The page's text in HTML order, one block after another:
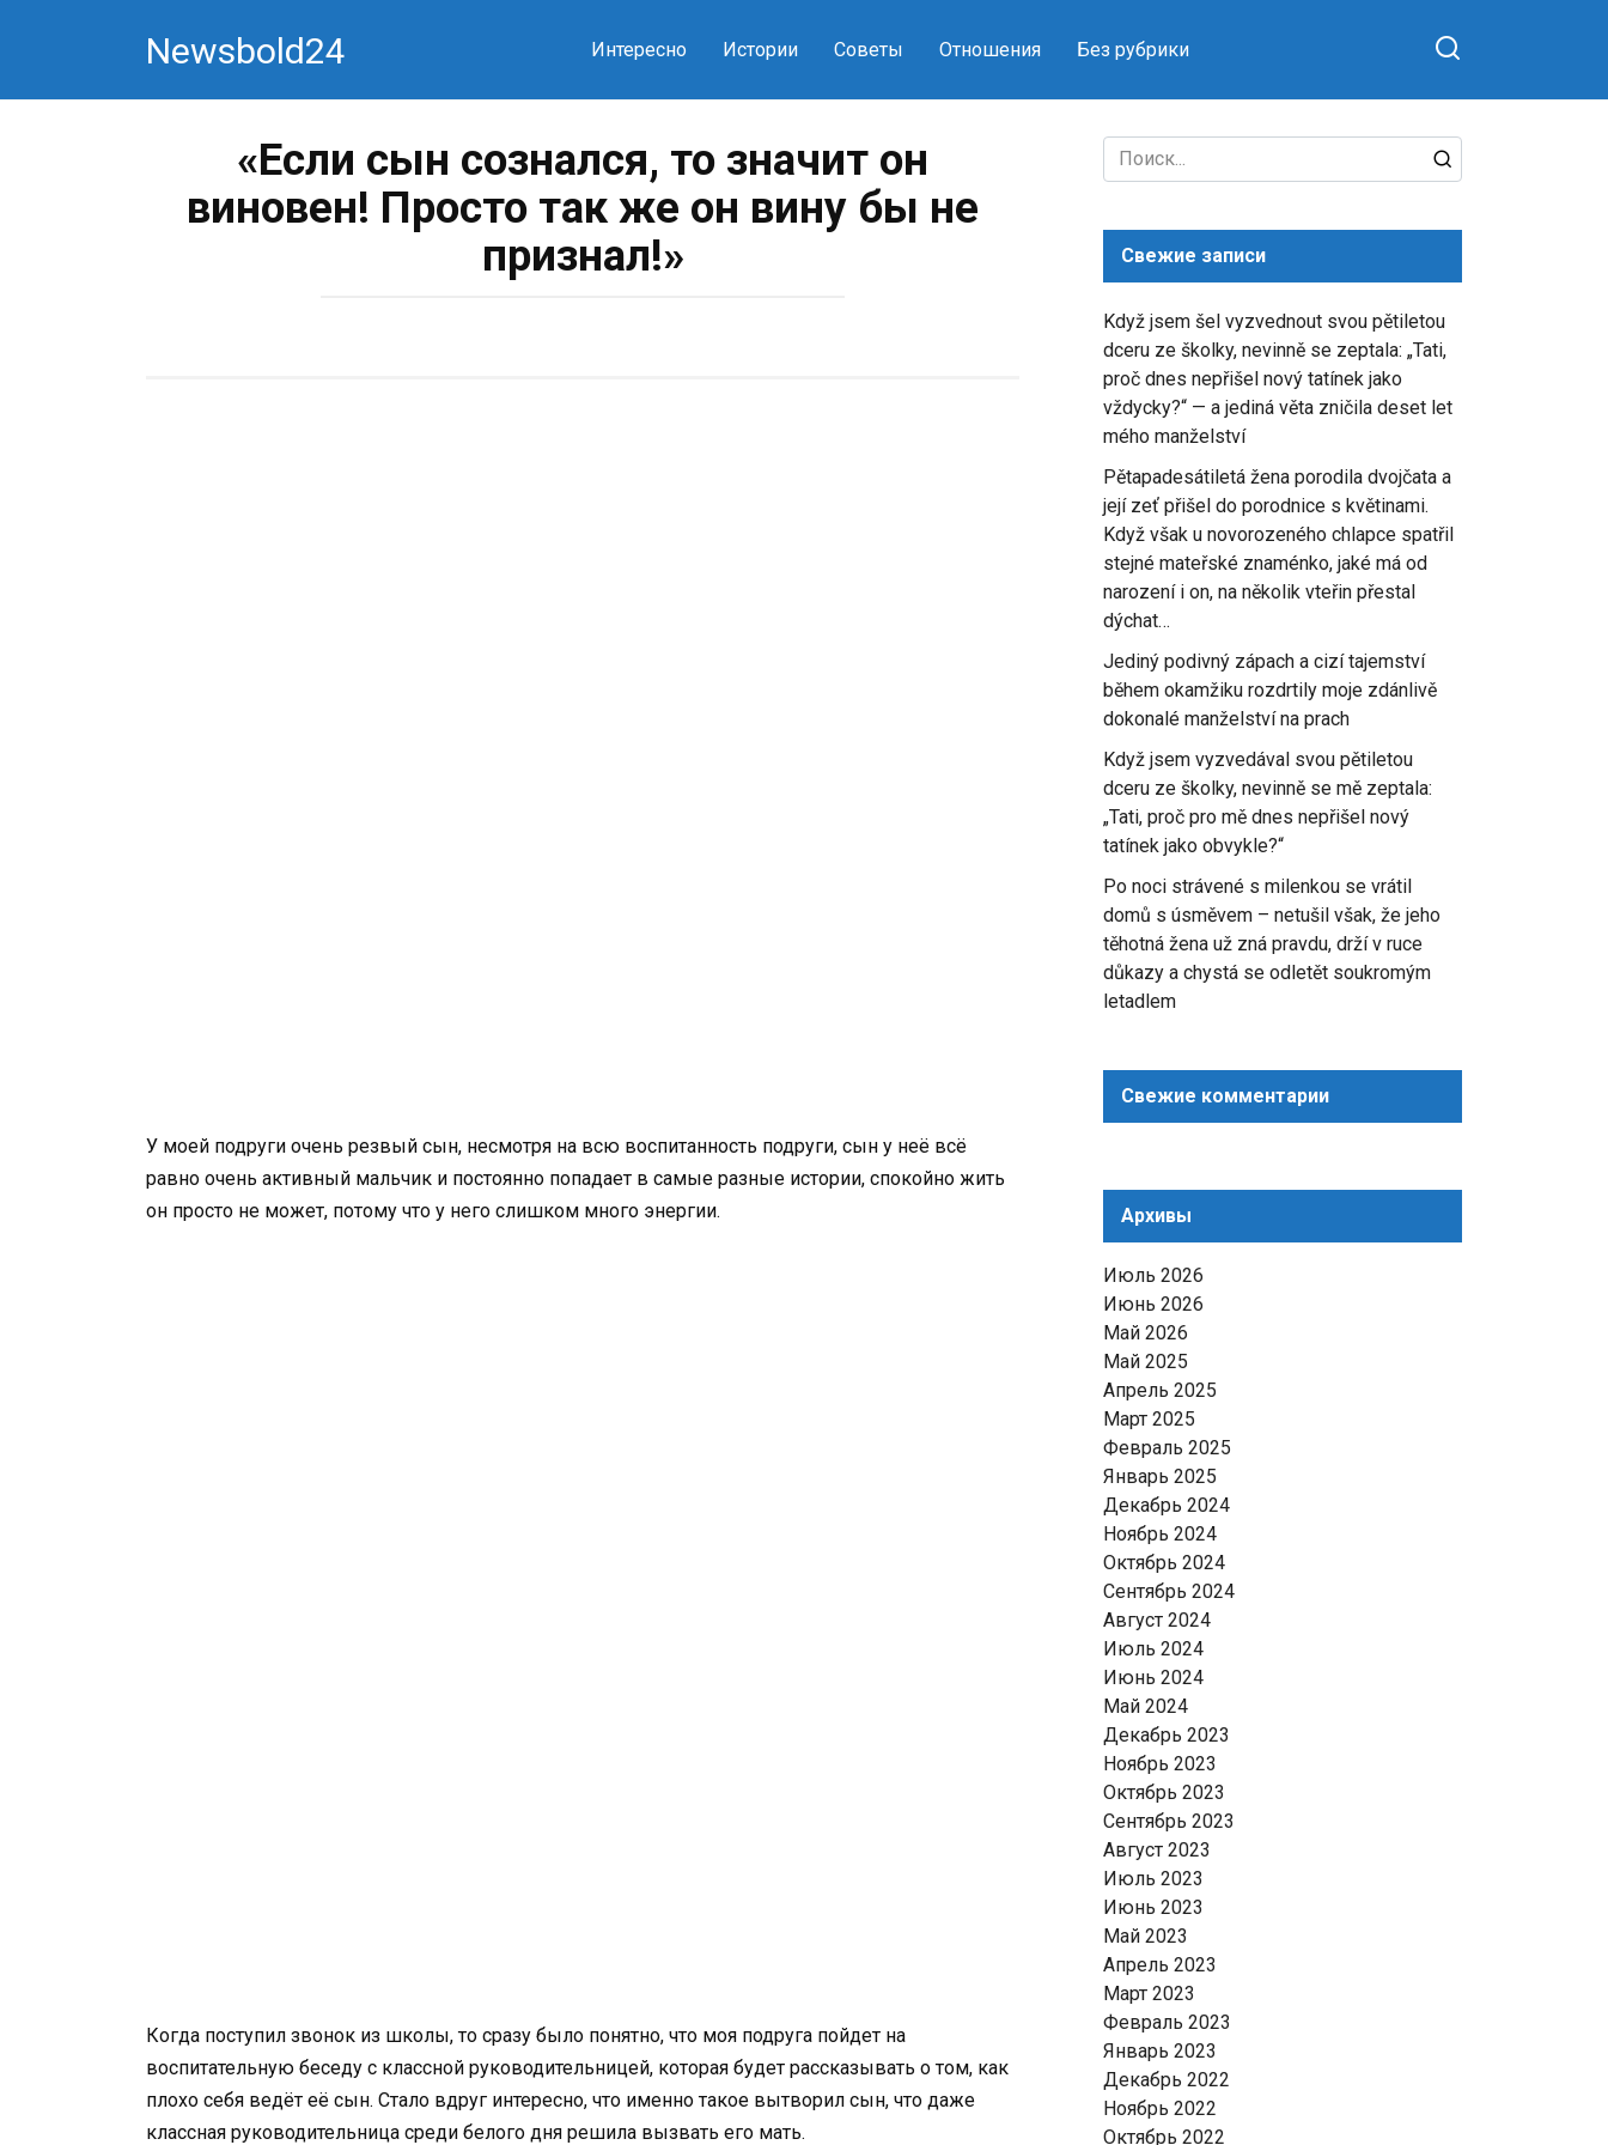
Newsbold24 Интересно Истории Советы Отношения Без рубрики
«Если сын сознался, то значит он
виновен! Просто так же он вину бы не
признал!»
У моей подруги очень резвый сын, несмотря на всю воспитанность подруги, сын у неё всё
равно очень активный мальчик и постоянно попадает в самые разные истории, спокойно жить
он просто не может, потому что у него слишком много энергии.
Когда поступил звонок из школы, то сразу было понятно, что моя подруга пойдет на
воспитательную беседу с классной руководительницей, которая будет рассказывать о том, как
плохо себя ведёт её сын. Стало вдруг интересно, что именно такое вытворил сын, что даже
классная руководительница среди белого дня решила вызвать его мать.
Search
for:
Свежие записи
Když jsem šel vyzvednout svou pětiletou
dceru ze školky, nevinně se zeptala: „Tati,
proč dnes nepřišel nový tatínek jako
vždycky?“ — a jediná věta zničila deset let
mého manželství
Pětapadesátiletá žena porodila dvojčata a
její zeť přišel do porodnice s květinami.
Když však u novorozeného chlapce spatřil
stejné mateřské znaménko, jaké má od
narození i on, na několik vteřin přestal
dýchat…
Jediný podivný zápach a cizí tajemství
během okamžiku rozdrtily moje zdánlivě
dokonalé manželství na prach
Když jsem vyzvedával svou pětiletou
dceru ze školky, nevinně se mě zeptala:
„Tati, proč pro mě dnes nepřišel nový
tatínek jako obvykle?“
Po noci strávené s milenkou se vrátil
domů s úsměvem – netušil však, že jeho
těhotná žena už zná pravdu, drží v ruce
důkazy a chystá se odletět soukromým
letadlem
Свежие комментарии
Архивы
Июль 2026
Июнь 2026
Май 2026
Май 2025
Апрель 2025
Март 2025
Февраль 2025
Январь 2025
Декабрь 2024
Ноябрь 2024
Октябрь 2024
Сентябрь 2024
Август 2024
Июль 2024
Июнь 2024
Май 2024
Декабрь 2023
Ноябрь 2023
Октябрь 2023
Сентябрь 2023
Август 2023
Июль 2023
Июнь 2023
Май 2023
Апрель 2023
Март 2023
Февраль 2023
Январь 2023
Декабрь 2022
Ноябрь 2022
Октябрь 2022